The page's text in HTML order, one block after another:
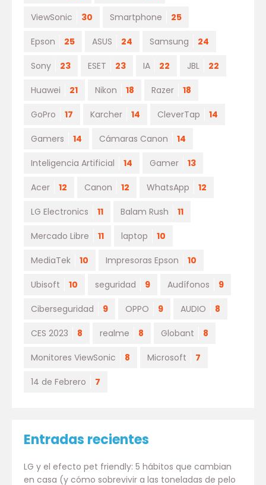
ViewSonic 30 Smartphone 25
Epson 25 ASUS 24 Samsung 24
Sony 23 ESET 23 IA 22 JBL 22
Huawei 21 Nikon 18 Razer 18
GoPro 17 Karcher 14 CleverTap 14
Gamers 14 Cámaras Canon 14
Inteligencia Artificial 14 Gamer 13
Acer 12 Canon 12 WhatsApp 12
LG Electronics 11 Balam Rush 11
Mercado Libre 11 laptop 10
MediaTek 10 Impresoras Epson 10
Ubisoft 10 seguridad 9 Audífonos 9
Ciberseguridad 9 OPPO 9 AUDIO 8
CES 2023 8 realme 8 Globant 8
Monitores ViewSonic 8 Microsoft 7
14 de Febrero 7
Entradas recientes
LG y el efecto pet friendly: 5 hábitos que cambian
en casa (y cómo sobrevivir a las toneladas de pelo